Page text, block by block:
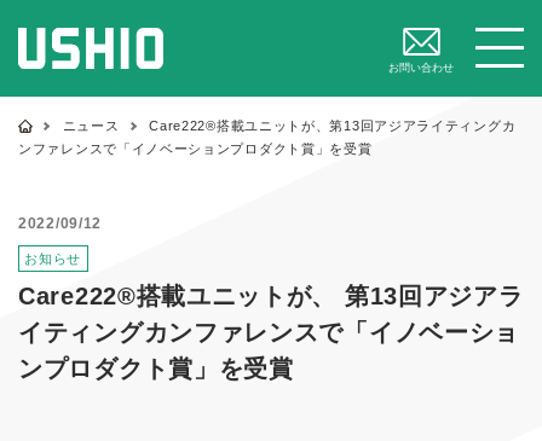
お問い合わせ
ニュース
Care222®搭載ユニットが、第13回アジアライティングカ
ンファレンスで「イノベーションプロダクト賞」を受賞
2022/09/12
お知らせ
Care222®搭載ユニットが、 第13回アジアラ
イティングカンファレンスで「イノベーショ
ンプロダクト賞」を受賞